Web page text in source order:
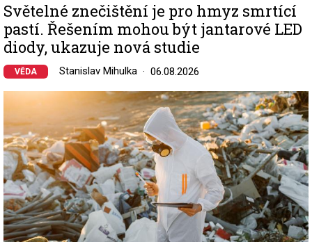
Světelné znečištění je pro hmyz smrtící
pastí. Řešením mohou být jantarové LED
diody, ukazuje nová studie
VĚDA Stanislav Mihulka 06.08.2026
Image